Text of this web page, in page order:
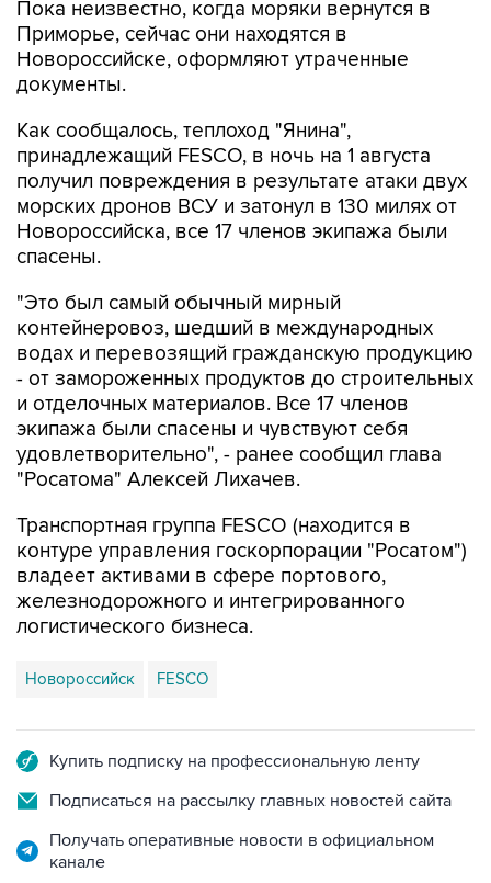
Новороссийске, оформляют утраченные
документы.
Как сообщалось, теплоход "Янина",
получил повреждения в результате атаки двух
морских дронов ВСУ и затонул в 130 милях от
Новороссийска, все 17 членов экипажа были
спасены.
"Это был самый обычный мирный
водах и перевозящий гражданскую продукцию
- от замороженных продуктов до строительных
и отделочных материалов. Все 17 членов
экипажа были спасены и чувствуют себя
удовлетворительно", - ранее сообщил глава
"Росатома" Алексей Лихачев.
Транспортная группа FESCO (находится в
владеет активами в сфере портового,
железнодорожного и интегрированного
логистического бизнеса.
Новороссийск FESCO
Подписаться на рассылку главных новостей сайта
Получать оперативные новости в официальном